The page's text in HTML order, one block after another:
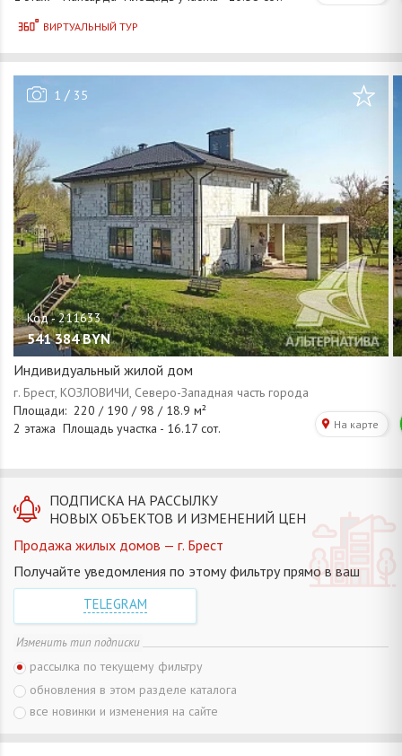
1 / 35
541 384 BYN
Индивидуальный жилой дом
ПОДПИСКА НА РАССЫЛКУ
НОВЫХ ОБЪЕКТОВ И ИЗМЕНЕНИЙ ЦЕН
Продажа жилых домов — г. Брест
Получайте уведомления по этому фильтру прямо в ваш
TELEGRAM
Изменить тип подписки
рассылка по текущему фильтру
обновления в этом разделе каталога
все новинки и изменения на сайте